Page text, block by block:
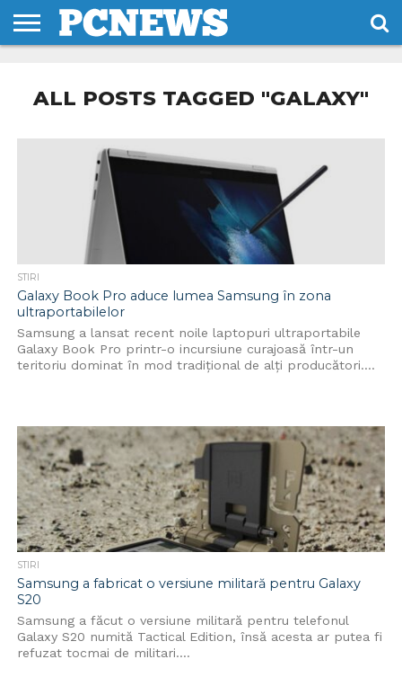
NOI
SI
CONDITII
ALL POSTS TAGGED "GALAXY"
STIRI
Galaxy Book Pro aduce lumea Samsung în zona
ultraportabilelor
Samsung a lansat recent noile laptopuri ultraportabile
Galaxy Book Pro printr-o incursiune curajoasă într-un
teritoriu dominat în mod tradițional de alți producători....
STIRI
Samsung a fabricat o versiune militară pentru Galaxy
S20
Samsung a făcut o versiune militară pentru telefonul
Galaxy S20 numită Tactical Edition, însă acesta ar putea fi
refuzat tocmai de militari....